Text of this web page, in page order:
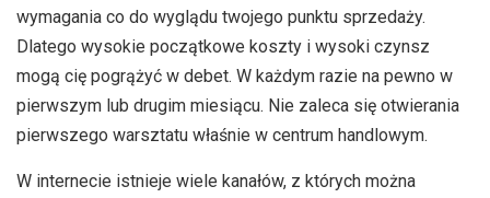
wymagania co do wyglądu twojego punktu sprzedaży.
Dlatego wysokie początkowe koszty i wysoki czynsz
mogą cię pogrążyć w debet. W każdym razie na pewno w
pierwszym lub drugim miesiącu. Nie zaleca się otwierania
pierwszego warsztatu właśnie w centrum handlowym.
W internecie istnieje wiele kanałów, z których można